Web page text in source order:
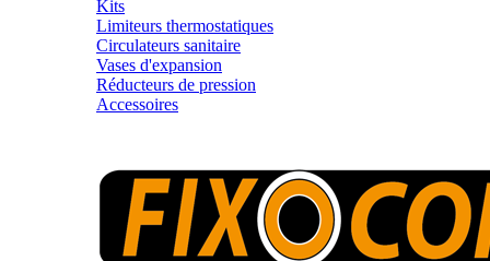
Kits
Limiteurs thermostatiques
Circulateurs sanitaire
Vases d'expansion
Réducteurs de pression
Accessoires